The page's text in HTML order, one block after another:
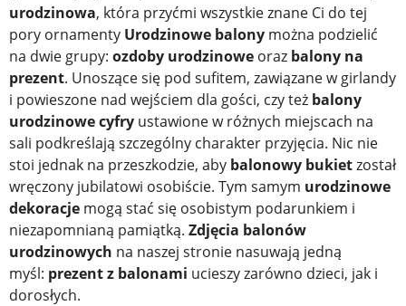
urodzinowa, która przyćmi wszystkie znane Ci do tej
pory ornamenty Urodzinowe balony można podzielić
na dwie grupy: ozdoby urodzinowe oraz balony na
prezent. Unoszące się pod sufitem, zawiązane w girlandy
i powieszone nad wejściem dla gości, czy też balony
urodzinowe cyfry ustawione w różnych miejscach na
sali podkreślają szczególny charakter przyjęcia. Nic nie
stoi jednak na przeszkodzie, aby balonowy bukietzostał
wręczony jubilatowi osobiście. Tym samym urodzinowe
dekoracje mogą stać się osobistym podarunkiem i
niezapomnianą pamiątką. Zdjęcia balonów
urodzinowych na naszej stronie nasuwają jedną
myśl: prezent z balonami ucieszy zarówno dzieci, jak i
dorosłych.